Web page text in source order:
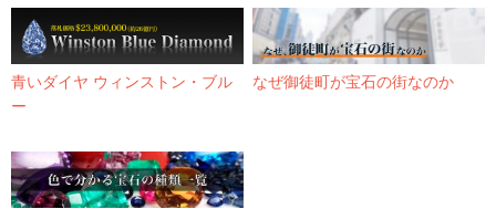
青いダイヤ ウィンストン・ブル
ー
なぜ御徒町が宝石の街なのか